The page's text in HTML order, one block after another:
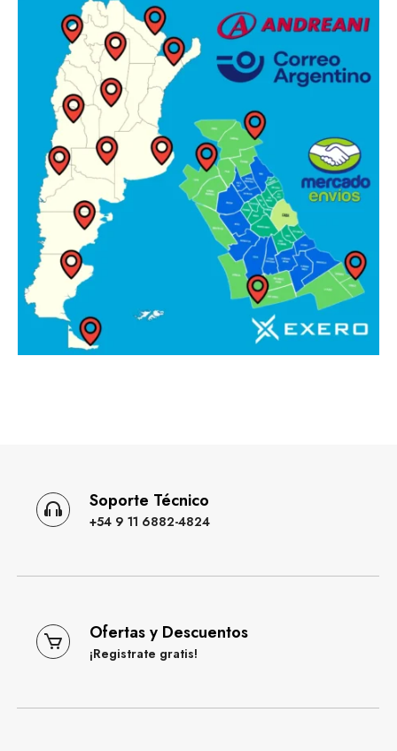
Soporte Técnico
+54 9 11 6882-4824
Ofertas y Descuentos
¡Registrate gratis!